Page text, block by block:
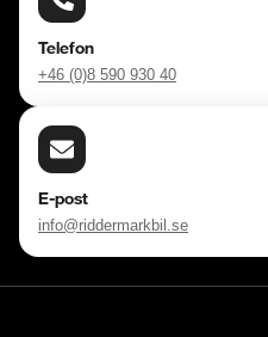
Telefon
+46 (0)8 590 930 40
E-post
info@riddermarkbil.se